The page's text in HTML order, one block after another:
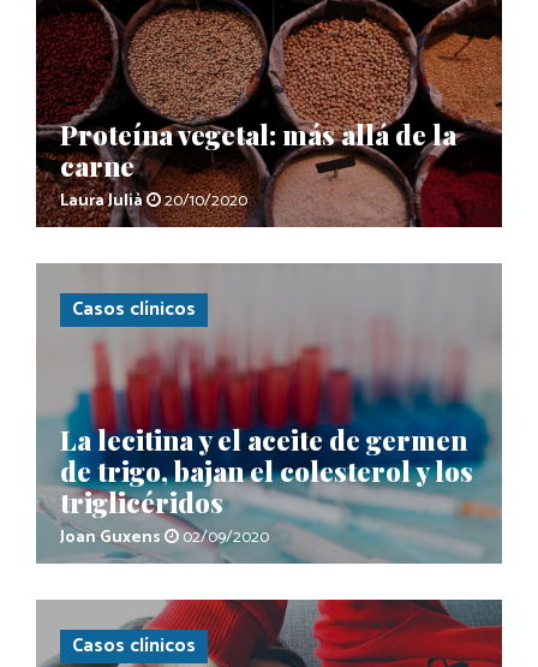
Proteína vegetal: más allá de la
carne
Laura Julià 20/10/2020
Casos clínicos
La lecitina y el aceite de germen
de trigo, bajan el colesterol y los
triglicéridos
Joan Guxens 02/09/2020
Casos clínicos